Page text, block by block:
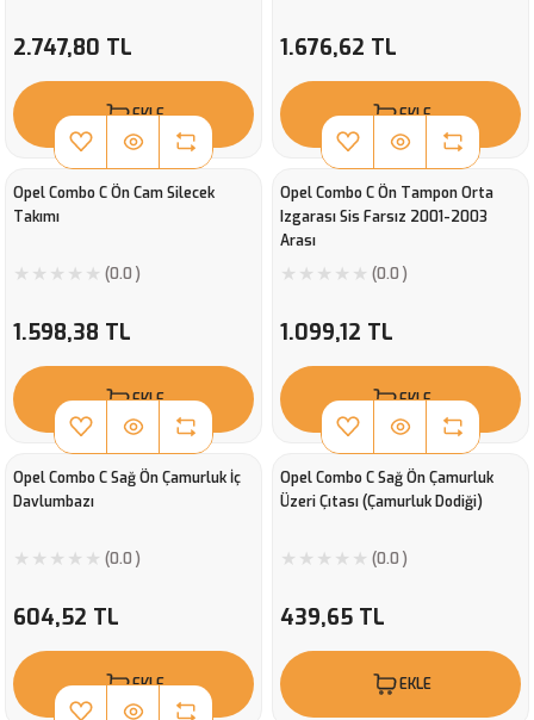
2.747,80 TL
EKLE
1.676,62 TL
EKLE
Opel Combo C Ön Cam Silecek
Takımı
(0.0 )
1.598,38 TL
EKLE
Opel Combo C Ön Tampon Orta
Izgarası Sis Farsız 2001-2003
Arası
(0.0 )
1.099,12 TL
EKLE
Opel Combo C Sağ Ön Çamurluk İç
Davlumbazı
(0.0 )
604,52 TL
EKLE
Opel Combo C Sağ Ön Çamurluk
Üzeri Çıtası (Çamurluk Dodiği)
(0.0 )
439,65 TL
EKLE